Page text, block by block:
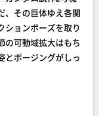
、その巨体ゆえ各関
ションポーズを取り
の可動域拡大はもち
とポージングがしっ